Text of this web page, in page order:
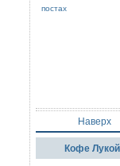
постах
Наверх
Кофе